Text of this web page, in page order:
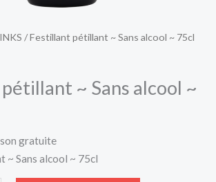
/ Festillant pétillant ~ Sans alcool ~ 75cl
~ Sans alcool ~
gratuite
~ Sans alcool ~ 75cl